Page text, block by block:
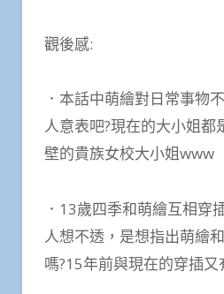
觀後感:
．本話中萌繪對日常事物
人意表吧?現在的大小姐都
壁的貴族女校大小姐www
．13歲四季和萌繪互相穿
人想不透，是想指出萌繪
嗎?15年前與現在的穿插又